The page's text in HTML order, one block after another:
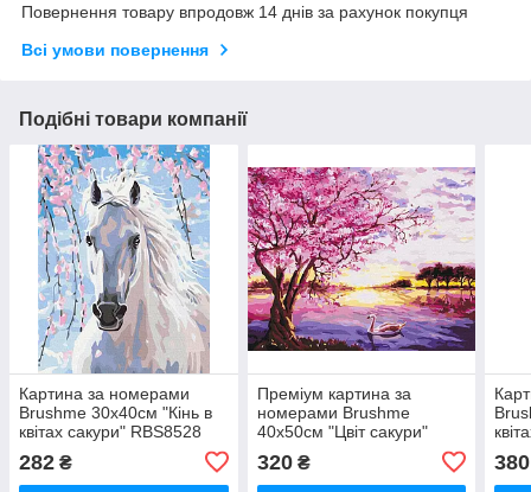
Повернення товару впродовж 14 днів за рахунок покупця
Всі умови повернення
Подібні товари компанії
Картина за номерами
Brushme 30x40см "Кінь в
квітах сакури" RBS8528
282 ₴
Преміум картина за
номерами Brushme
40x50см "Цвіт сакури"
320₴ 380